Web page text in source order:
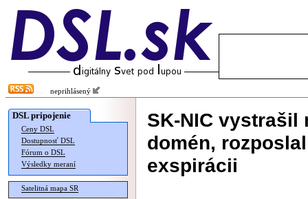
neprihlásený
DSL pripojenie
Ceny DSL
Dostupnosť DSL
Fórum o DSL
Výsledky meraní
Satelitná mapa SR
SK-NIC
domén,
exspirácii